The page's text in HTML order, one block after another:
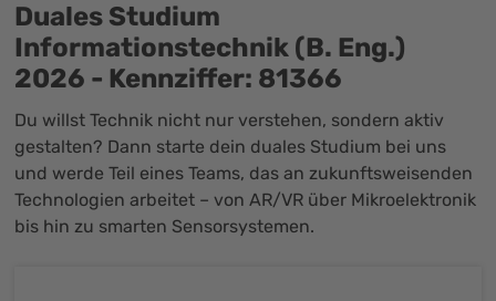
Duales Studium
Informationstechnik (B. Eng.)
2026 - Kennziffer: 81366
Du willst Technik nicht nur verstehen, sondern aktiv
gestalten? Dann starte dein duales Studium bei uns
und werde Teil eines Teams, das an zukunftsweisenden
Technologien arbeitet – von AR/VR über Mikroelektronik
bis hin zu smarten Sensorsystemen.